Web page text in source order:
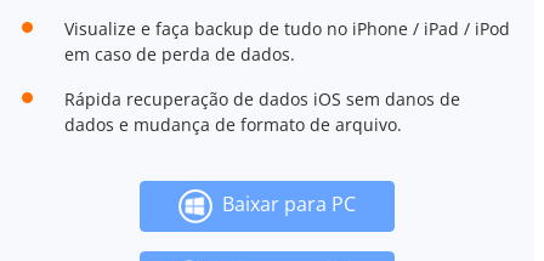
Visualize e faça backup de tudo no iPhone / iPad / iPod
em caso de perda de dados.
Rápida recuperação de dados iOS sem danos de
dados e mudança de formato de arquivo.
Baixar para PC